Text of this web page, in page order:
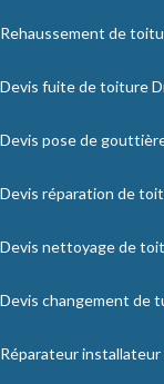
Rehaussement de
Devis fuite de toiture
Devis pose de
Devis réparation de
Devis nettoyage de
Devis changement de
Réparateur